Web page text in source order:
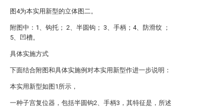
图4为本实用新型的立体图二。
附图中：1、钩托； 2、半圆钩； 3、手柄；4、防滑纹 ；
5、凹槽。
具体实施方式
下面结合附图和具体实施例对本实用新型作进一步说明：
本实用新型如图1所示，
一种子宫复位器，包括半圆钩2、手柄3，其特征是，所述